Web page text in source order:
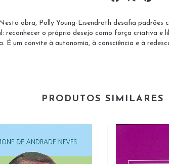
obra, Polly Young-Eisendrath desafia padrões
reconhecer o próprio desejo como força criativa e
um convite à autonomia, à consciência e à
PRODUTOS SIMILARES